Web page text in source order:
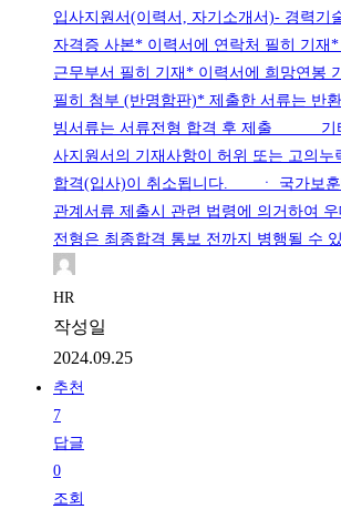
입사지원서(이력서, 자기소개서)- 경력기
자격증 사본* 이력서에 연락처 필히 기재
근무부서 필히 기재* 이력서에 희망연봉
필히 첨부 (반명함판)* 제출한 서류는 반
빙서류는 서류전형 합격 후 제출
사지원서의 기재사항이 허위 또는 고의누
합격(입사)이 취소됩니다. ㆍ 국가보훈
관계서류 제출시 관련 법령에 의거하
전형은 최종합격 통보 전까지 병행될 수
HR
작성일
2024.09.25
추천
7
답글
0
조회